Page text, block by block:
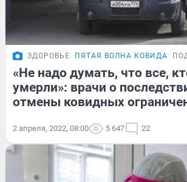
ЗДОРОВЬЕ ПЯТАЯ ВОЛНА КОВИДА
«Не надо думать, что все,
умерли»: врачи о
отмены ковидных
2 апреля, 2022, 08:00 5 647 22